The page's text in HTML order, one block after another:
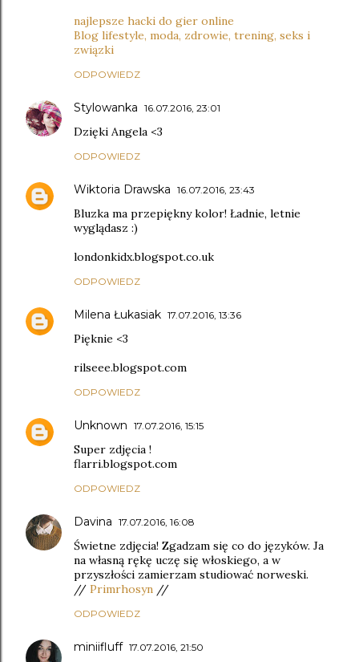
najlepsze hacki do gier online
Blog lifestyle, moda, zdrowie, trening, seks i
związki
ODPOWIEDZ
Stylowanka 16.07.2016, 23:01
Dzięki Angela <3
ODPOWIEDZ
Wiktoria Drawska 16.07.2016, 23:43
Bluzka ma przepiękny kolor! Ładnie, letnie
wyglądasz :)
londonkidx.blogspot.co.uk
ODPOWIEDZ
Milena Łukasiak 17.07.2016, 13:36
Pięknie <3
rilseee.blogspot.com
ODPOWIEDZ
Unknown 17.07.2016, 15:15
Super zdjęcia !
flarri.blogspot.com
ODPOWIEDZ
Davina 17.07.2016, 16:08
Świetne zdjęcia! Zgadzam się co do języków. Ja
na własną rękę uczę się włoskiego, a w
przyszłości zamierzam studiować norweski.
// Primrhosyn //
ODPOWIEDZ
miniifluff 17.07.2016, 21:50